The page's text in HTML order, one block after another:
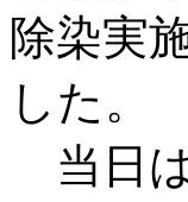
除染実
した。
当日